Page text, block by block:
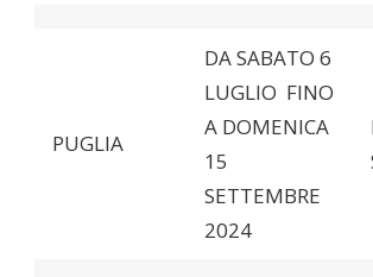
PUGLIA
DA SABATO 6
LUGLIO FINO
A DOMENICA
15
SETTEMBRE
2024